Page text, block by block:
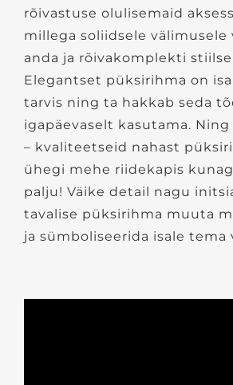
rõivastuse olulisemaid
millega soliidsele välimusele
anda ja rõivakomplekti
Elegantset püksirihma on
tarvis ning ta hakkab seda
igapäevaselt kasutama. Ning
– kvaliteetseid nahast
ühegi mehe riidekapis
palju! Väike detail nagu
tavalise püksirihma muuta
ja sümboliseerida isale tema